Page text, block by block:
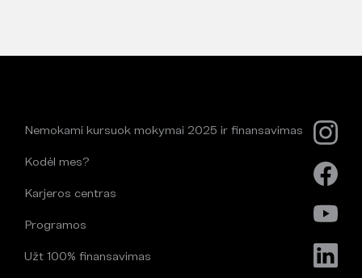
Nemokami kursuok mokymai 2025 ir finansavimas
Kodėl mes?
Karjeros centras
Programos
Užt 100% finansavimas